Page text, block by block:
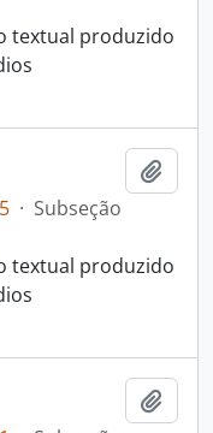
textual produzido
· Subseção
textual produzido